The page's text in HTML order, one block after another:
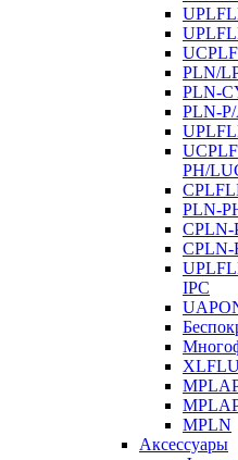
PLN/
PLN-
PLN-
PH/
PLN-
CPLN-
CPLN-
IPC
MPLN
Аксессуары